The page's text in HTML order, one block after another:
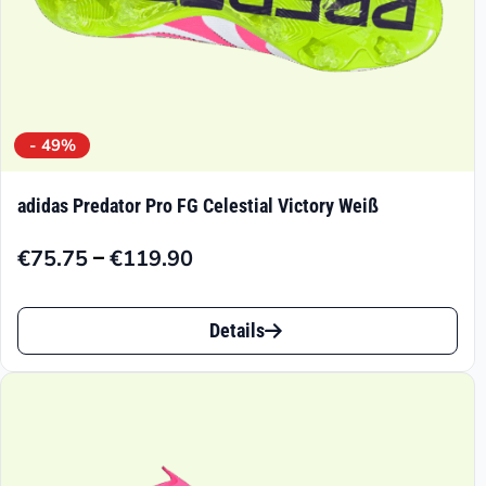
gewählt
werden
- 49%
adidas Predator Pro FG Celestial Victory Weiß
€75.75–€119.90
Preisspanne:
€75.75
€119.90
Dieses
Produkt
Details